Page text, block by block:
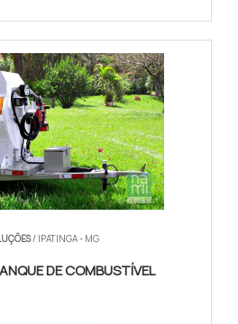
/ IPATINGA - MG
DE COMBUSTÍVEL